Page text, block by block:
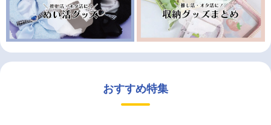
おすすめ特集